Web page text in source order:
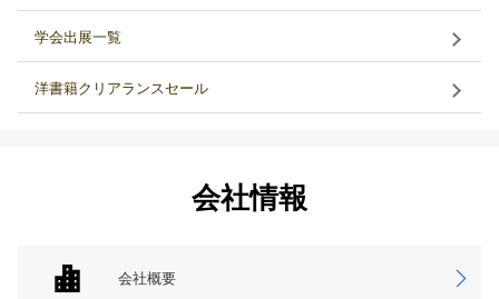
学会出展一覧
洋書籍クリアランスセール
会社情報
会社概要